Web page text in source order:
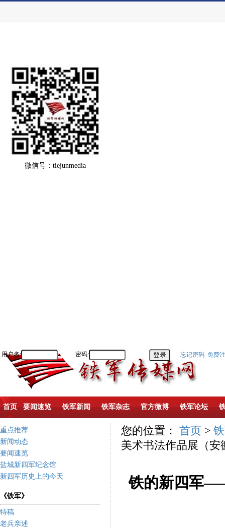
微信号：tiejunmedia
用户名: 密码: 忘记密码 免费
首页 要闻速览 铁军新闻 铁军杂志 官方微博 铁军论坛
重点推荐
新闻动态
要闻速览
盐城新四军纪念馆
新四军历史上的今天
《铁军》
特稿
老兵亲述
您的位置： 首页 >
美术书法作品展（安
铁的新四军